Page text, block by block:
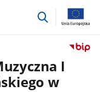
przejdź
I
w